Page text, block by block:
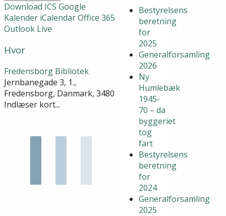
Bestyrelsens
beretning
for
2025
Generalforsamling
2026
Ny
Humlebæk
1945-
70 – da
byggeriet
tog
fart
Bestyrelsens
beretning
for
2024
Generalforsamling
2025
Download ICS Google
Kalender iCalendarOffice 365
Outlook Live
Hvor
Fredensborg Bibliotek
Jernbanegade 3, 1.,
Fredensborg, Danmark, 3480
Indlæser kort...